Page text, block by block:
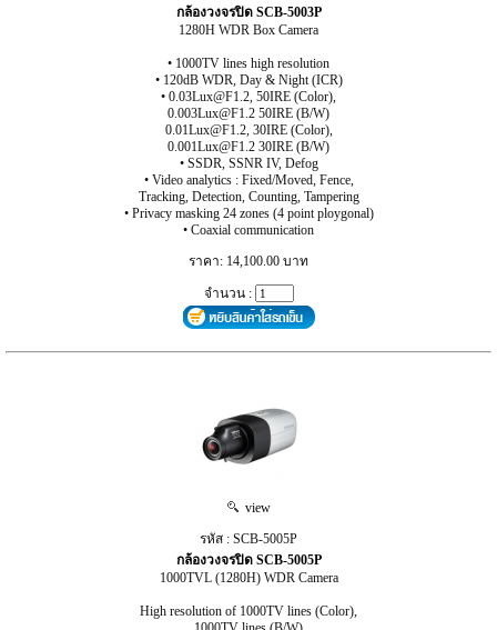
กล้องวงจรปิด SCB-5003P
1280H WDR Box Camera
• 1000TV lines high resolution
• 120dB WDR, Day & Night (ICR)
• 0.03Lux@F1.2, 50IRE (Color),
0.003Lux@F1.2 50IRE (B/W)
0.01Lux@F1.2, 30IRE (Color),
0.001Lux@F1.2 30IRE (B/W)
• SSDR, SSNR IV, Defog
• Video analytics : Fixed/Moved, Fence,
Tracking, Detection, Counting, Tampering
• Privacy masking 24 zones (4 point ploygonal)
• Coaxial communication
ราคา: 14,100.00 บาท
จำนวน :
view
รหัส : SCB-5005P
กล้องวงจรปิด SCB-5005P
1000TVL (1280H) WDR Camera
High resolution of 1000TV lines (Color),